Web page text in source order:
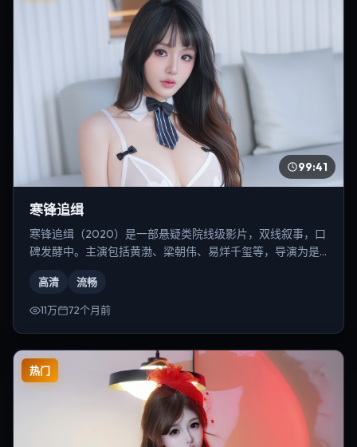
99:41
寒锋追缉
寒锋追缉（2020）是一部悬疑类院线级影片，双线叙事，口
碑发酵中。主演包括黄渤、梁朝伟、易烊千玺等，导演为是
高清 流畅
11万 72个月前
热门